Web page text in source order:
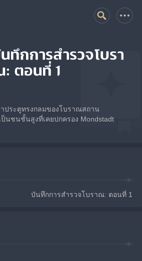
ทึกการสำรวจโบรา
ตอนที่ 1
ประตูทรงกลมของโบราณสถาน
นชนชั้นสูงที่เคยปกครอง Mondstadt
บันทึกการสำรวจโบราณ: ตอนที่ 1